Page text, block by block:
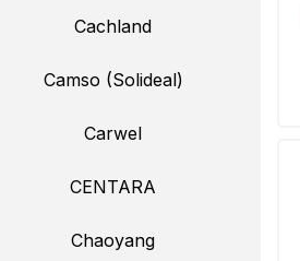
Cachland
Camso (Solideal)
Carwel
CENTARA
Chaoyang